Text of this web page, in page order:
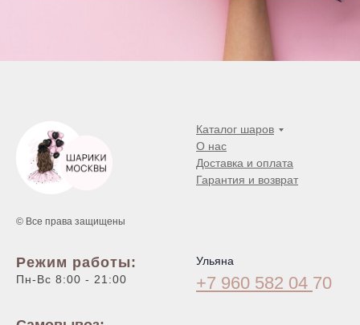
© Все права защищены
Каталог шаров
О нас
Доставка и оплата
Гарантия и возврат
Режим работы:
Пн-Вс 8:00 - 21:00
Ульяна
+7 960 582 04 70